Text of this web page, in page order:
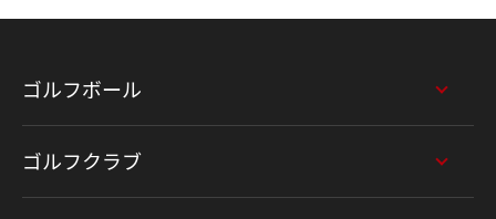
ゴルフボール
ゴルフクラブ